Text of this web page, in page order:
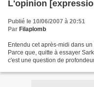
L'opinion
Publié le 10/06/2007 à 20:51
Par Filaplomb
Entendu cet après-midi dans
Parce que, quitte à essayer
c'est une question de